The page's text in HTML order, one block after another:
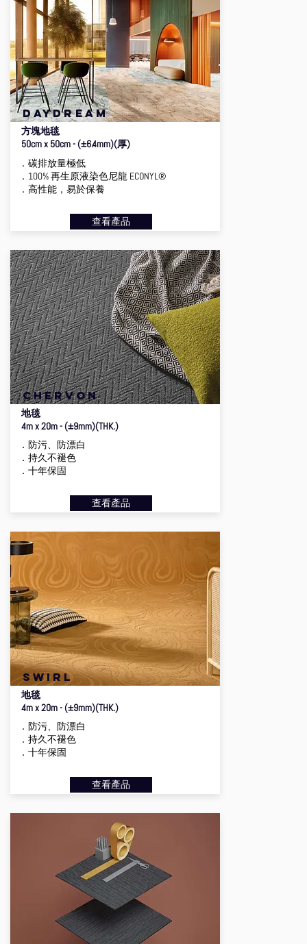
daydream
方塊地毯
50cm x 50cm - (±6.4mm)(厚)
．碳排放量極低
．100% 再生原液染色尼龍 ECONYL®
．高性能，易於保養
查看產品
chervon
地毯
4m x 20m - (±9mm)(THK.)
．防污、防漂白
．持久不褪色
．十年保固
查看產品
swirl
地毯
4m x 20m - (±9mm)(THK.)
．防污、防漂白
．持久不褪色
．十年保固
查看產品